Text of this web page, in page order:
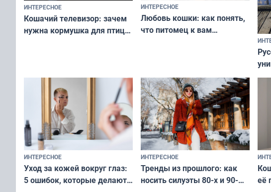
ИНТЕРЕСНОЕ
Кошачий телевизор: зачем
нужна кормушка для птиц
ИНТЕРЕСНОЕ
Любовь кошки: как понять,
что питомец к вам
и
ИНТЕРЕСНОЕ
Уход за кожей вокруг глаз:
5 ошибок, которые делают
ИНТЕРЕСНОЕ
Тренды из прошлого: как
носить силуэты 80-х и 90-
её